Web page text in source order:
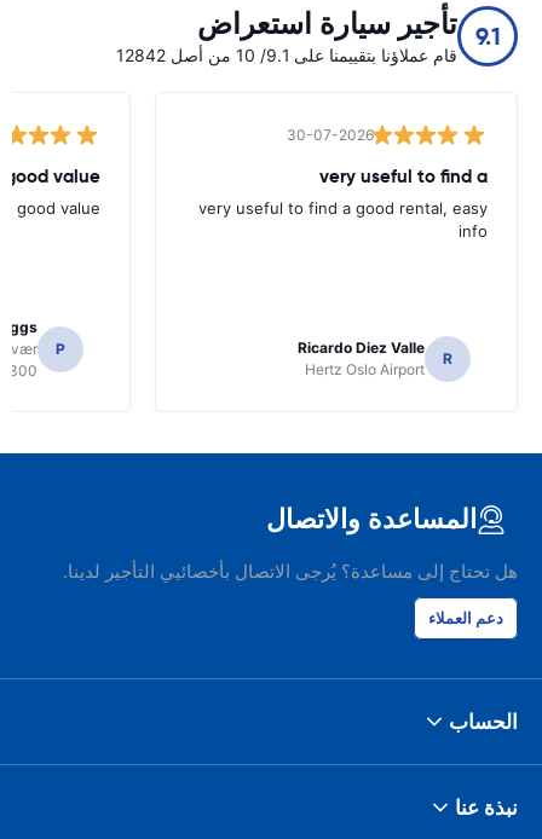
9.1 تأجير سيارة استعراض
قام عملاؤنا بتقييمنا على 9.1/ 10 من أصل 12842
30-07-2026
very useful to find a
very useful to find a good rental, easy
info
R
Ricardo Diez Valle
Hertz Oslo Airport
value.
good value.
P
8300
المساعدة والاتصال
هل تحتاج إلى مساعدة؟ يُرجى الاتصال بأخصائيي التأجير لدينا.
دعم العملاء
الحساب
نبذة عنا